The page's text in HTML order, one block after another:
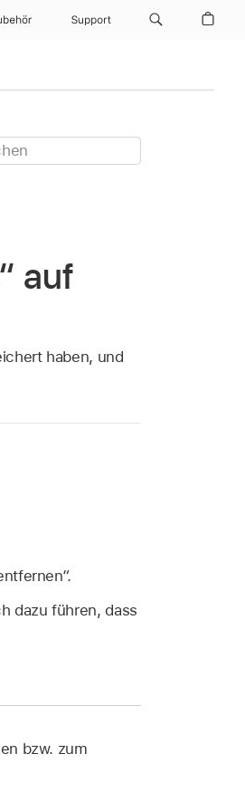
Support
auf
haben, und
dazu führen, dass
bzw. zum